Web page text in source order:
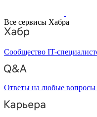
Все сервисы Хабра
Сообщество IT-
Ответы на любые вопросы